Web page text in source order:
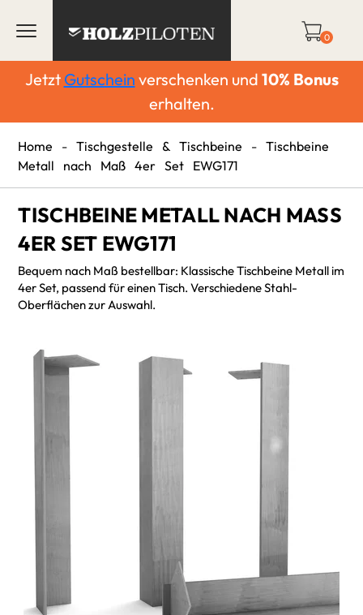
0
Jetzt Gutschein verschenken und 10% Bonus
erhalten.
Home - Tischgestelle & Tischbeine - Tischbeine
Metall nach Maß 4er Set EWG171
TISCHBEINE METALL NACH MASS 4
ER SET EWG171
Bequem nach Maß bestellbar: Klassische Tischbeine Metall im
4er Set, passend für einen Tisch. Verschiedene Stahl-
Oberflächen zur Auswahl.